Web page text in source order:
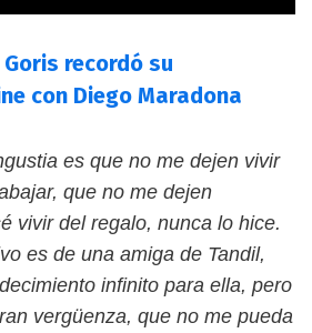
recordó su
con Diego Maradona
es que no me dejen vivir
que no me dejen
vivir del regalo, nunca lo hice.
es de una amiga de Tandil,
infinito para ella, pero
vergüenza, que no me pueda